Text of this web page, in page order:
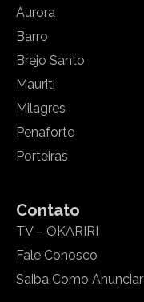
Aurora
Barro
Brejo Santo
Mauriti
Milagres
Penaforte
Porteiras
Contato
TV – OKARIRI
Fale Conosco
Saiba Como Anunciar